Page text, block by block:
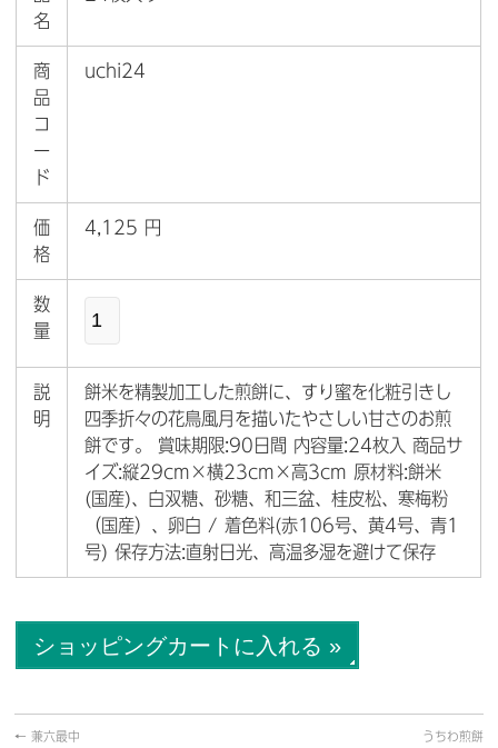
名
商
品
コ
ー
ド
uchi24
価
格
4,125 円
数
量
説
明
餅米を精製加工した煎餅に、すり蜜を化粧引きし
四季折々の花鳥風月を描いたやさしい甘さのお煎
餅です。 賞味期限:90日間 内容量:24枚入 商品サ
イズ:縦29cm×横23cm×高3cm 原材料:餅米
(国産)、白双糖、砂糖、和三盆、桂皮松、寒梅粉
（国産）、卵白 / 着色料(赤106号、黄4号、青1
号) 保存方法:直射日光、高温多湿を避けて保存
← 兼六最中
うちわ煎餅